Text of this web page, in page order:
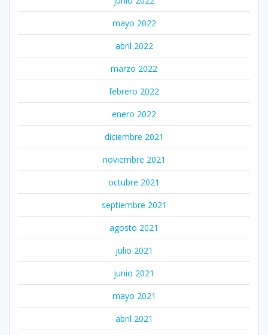
mayo 2022
abril 2022
marzo 2022
febrero 2022
enero 2022
diciembre 2021
noviembre 2021
octubre 2021
septiembre 2021
agosto 2021
julio 2021
junio 2021
mayo 2021
abril 2021